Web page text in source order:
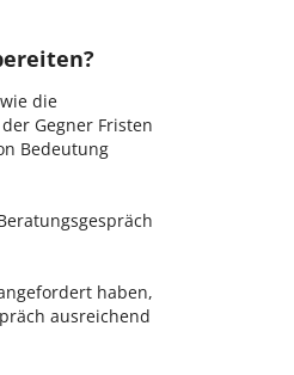
die
Gegner Fristen
Bedeutung
haben,
ausreichend